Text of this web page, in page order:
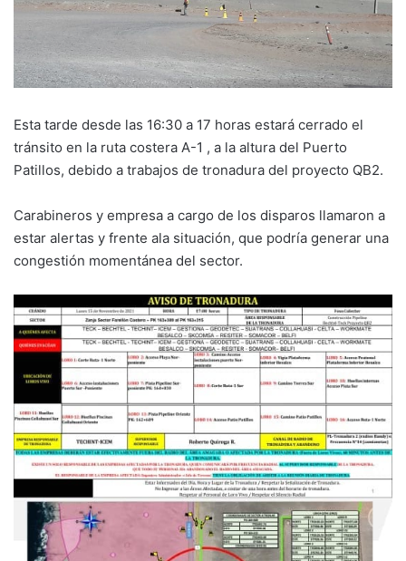
Esta tarde desde las 16:30 a 17 horas estará cerrado el
tránsito en la ruta costera A-1 , a la altura del Puerto
Patillos, debido a trabajos de tronadura del proyecto QB2.
Carabineros y empresa a cargo de los disparos llamaron a
estar alertas y frente ala situación, que podría generar una
congestión momentánea del sector.